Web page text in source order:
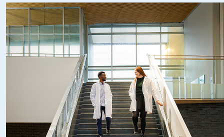
soient aptes à prodiguer des soins pharmaceutiques de
qualité, à jouer pleinement leur rôle dans le système de
santé québécois, en collaboration avec les autres
membres du personnel professionnel de la santé, ainsi qu'à
promouvoir et à assurer un usage optimal des
médicaments pour améliorer la qualité des soins.
La réussite de cette formation vous permettra
d'entreprendre le stage internat de l'OPQ, dernière étape
menant à la délivrance du permis d'exercice de la
pharmacie au Québec.